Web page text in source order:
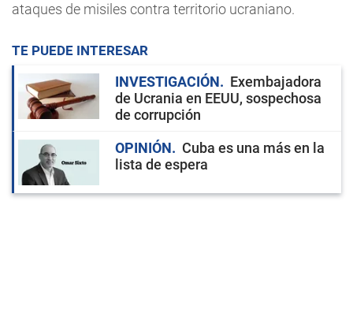
ataques de misiles contra territorio ucraniano.
TE PUEDE INTERESAR
INVESTIGACIÓN
Exembajadora
de Ucrania en EEUU, sospechosa
de corrupción
OPINIÓN
Cuba es una más en la
lista de espera